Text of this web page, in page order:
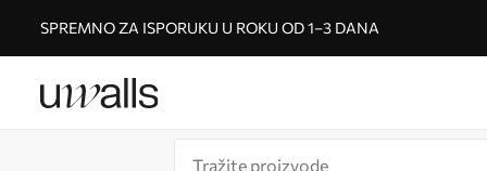
SPREMNO ZA ISPORUKU U ROKU OD 1–3 DANA